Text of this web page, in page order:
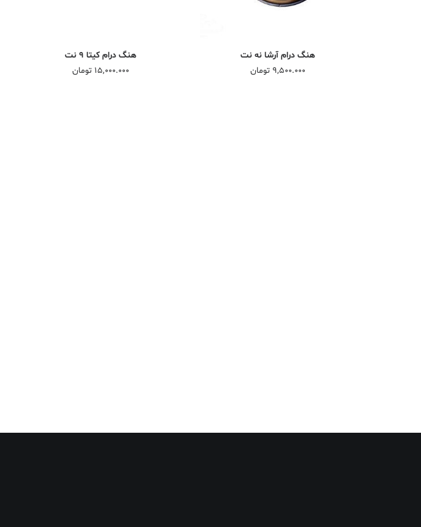
افزودن به سبد خرید
هنگ درام آرشا نه نت
9,500.000 تومان
افزودن به سبد خرید
هنگ درام کیتا 9 نت
15,000.000 تومان